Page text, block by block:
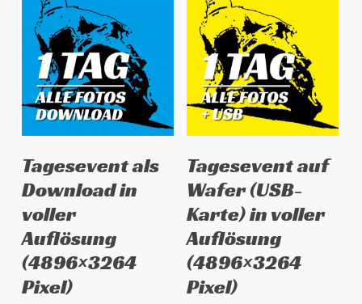
Produkt
weist
mehrere
Varianten
auf.
Die
Tagesevent als
Download in
voller
Auflösung
(4896×3264
Pixel)
Produkt
weist
mehrere
Varianten
auf.
Die
Tagesevent auf
Wafer (USB-
Karte) in voller
Auflösung
(4896×3264
Pixel)